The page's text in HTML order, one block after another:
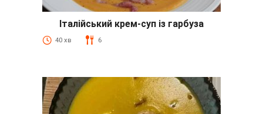
Італійський крем-суп із гарбуза
40 хв 6